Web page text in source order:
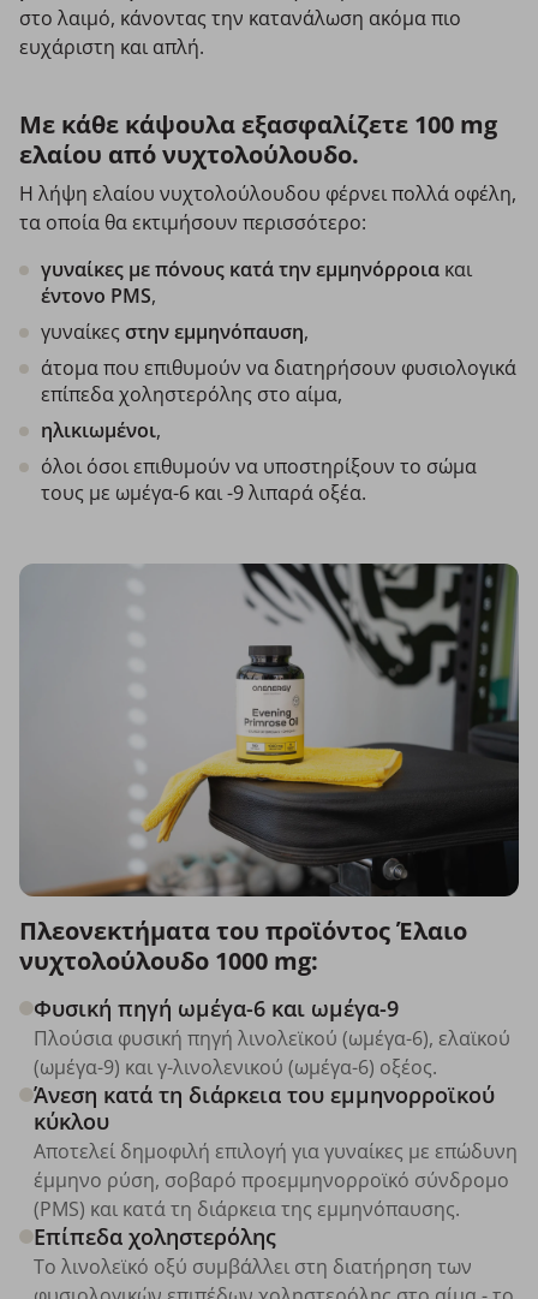
στο λαιμό, κάνοντας την κατανάλωση ακόμα πιο
ευχάριστη και απλή.
Με κάθε κάψουλα εξασφαλίζετε 100 mg
ελαίου από νυχτολούλουδο.
Η λήψη ελαίου νυχτολούλουδου φέρνει πολλά οφέλη,
τα οποία θα εκτιμήσουν περισσότερο:
γυναίκες με πόνους κατά την εμμηνόρροια και
έντονο PMS,
γυναίκες στην εμμηνόπαυση,
άτομα που επιθυμούν να διατηρήσουν φυσιολογικά
επίπεδα χοληστερόλης στο αίμα,
ηλικιωμένοι,
όλοι όσοι επιθυμούν να υποστηρίξουν το σώμα
τους με ωμέγα-6 και -9 λιπαρά οξέα.
Πλεονεκτήματα του προϊόντος Έλαιο
νυχτολούλουδο 1000 mg:
Φυσική πηγή ωμέγα-6 και ωμέγα-9
Πλούσια φυσική πηγή λινολεϊκού (ωμέγα-6), ελαϊκού
(ωμέγα-9) και γ-λινολενικού (ωμέγα-6) οξέος.
Άνεση κατά τη διάρκεια του εμμηνορροϊκού
κύκλου
Αποτελεί δημοφιλή επιλογή για γυναίκες με επώδυνη
έμμηνο ρύση, σοβαρό προεμμηνορροϊκό σύνδρομο
(PMS) και κατά τη διάρκεια της εμμηνόπαυσης.
Επίπεδα χοληστερόλης
Το λινολεϊκό οξύ συμβάλλει στη διατήρηση των